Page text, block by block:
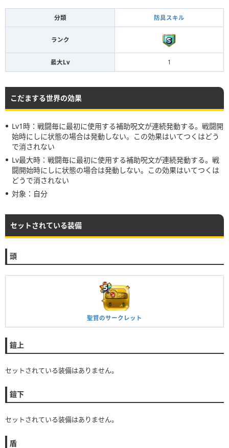
分類 防具スキル
ランク
最大Lv 1
こだまする世界の効果
Lv1時：戦闘毎に最初に使用する補助呪文が連続発動する。戦闘開
始時にしに状態の場合は発動しない。この効果はいてつくはどう
で消されない
Lv最大時：戦闘毎に最初に使用する補助呪文が連続発動する。戦
闘開始時にしに状態の場合は発動しない。この効果はいてつくは
どうで消されない
対象：自分
セットされている装備
頭
聖賢のサークレット
鎧上
セットされている装備はありません。
鎧下
セットされている装備はありません。
盾